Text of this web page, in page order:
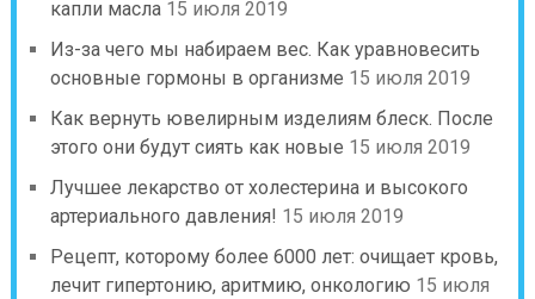
капли масла 15 июля 2019
Из-за чего мы набираем вес. Как уравновесить
основные гормоны в организме 15 июля 2019
Как вернуть ювелирным изделиям блеск. После
этого они будут сиять как новые 15 июля 2019
Лучшее лекарство от холестерина и высокого
артериального давления! 15 июля 2019
Рецепт, которому более 6000 лет: очищает кровь,
лечит гипертонию, аритмию, онкологию 15 июля